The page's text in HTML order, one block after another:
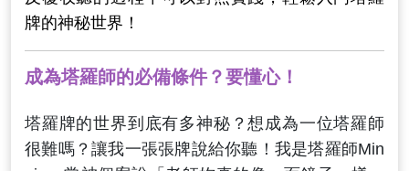
牌的神秘世界！
成為塔羅師的必備條件？要懂心！
塔羅牌的世界到底有多神秘？想成為一位塔羅師
很難嗎？讓我一張張牌說給你聽！我是塔羅師Min